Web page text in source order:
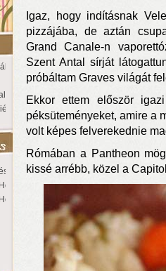
egy városnyi élmény
partján a nyár még tart!
a Sziget!
nélkül
Igaz, hogy indításnak
pizzájába, de aztán
Grand Canale-n
Szent Antal sírját
próbáltam Graves világát
Ekkor ettem először
péksüteményeket, amire a
volt képes felverekednie
Rómában a Pantheon
kissé arrébb, közel a